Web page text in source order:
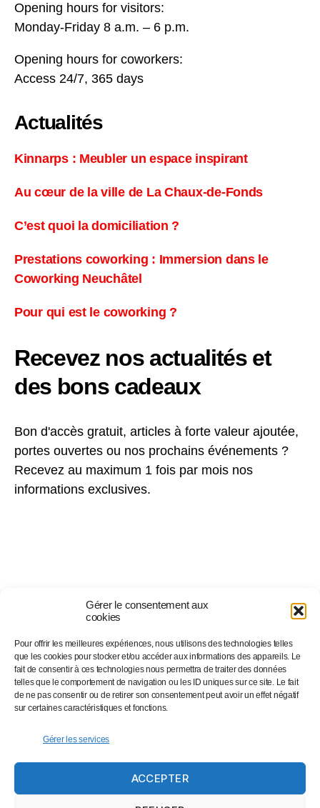
Gérer le consentement aux
cookies
Pour offrir les meilleures expériences, nous utilisons des technologies telles
que les cookies pour stocker et/ou accéder aux informations des appareils. Le
fait de consentir à ces technologies nous permettra de traiter des données
telles que le comportement de navigation ou les ID uniques sur ce site. Le fait
de ne pas consentir ou de retirer son consentement peut avoir un effet négatif
sur certaines caractéristiques et fonctions.
Gérer les services
ACCEPTER
Opening hours for visitors:
Monday-Friday 8 a.m. – 6 p.m.
Opening hours for coworkers:
Access 24/7, 365 days
Actualités
Kinnarps : Meubler un espace inspirant
Au cœur de la ville de La Chaux-de-Fonds
C’est quoi la domiciliation ?
Prestations coworking : Immersion dans le
Coworking Neuchâtel
Pour qui est le coworking ?
Recevez nos actualités et
des bons cadeaux
Bon d'accès gratuit, articles à forte valeur ajoutée,
portes ouvertes ou nos prochains événements ?
Recevez au maximum 1 fois par mois nos
informations exclusives.
Suivez-nous sur…
Facebook
Instagram
Twitter